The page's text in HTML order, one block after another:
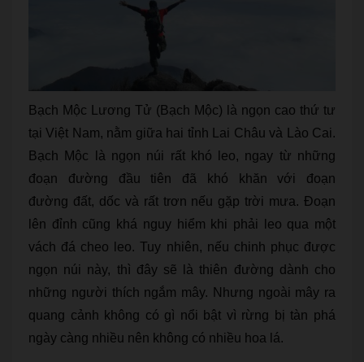
Bạch Mộc Lương Tử (Bạch Mộc) là ngọn cao thứ tư
tại Việt Nam, nằm giữa hai tỉnh Lai Châu và Lào Cai.
Bạch Mộc là ngọn núi rất khó leo, ngay từ những
đoạn đường đầu tiên đã khó khăn với đoạn
đường đất, dốc và rất trơn nếu gặp trời mưa. Đoạn
lên đỉnh cũng khá nguy hiểm khi phải leo qua một
vách đá cheo leo. Tuy nhiên, nếu chinh phục được
ngọn núi này, thì đây sẽ là thiên đường dành cho
những người thích ngắm mây. Nhưng ngoài mây ra
quang cảnh không có gì nổi bật vì rừng bị tàn phá
ngày càng nhiều nên không có nhiều hoa lá.